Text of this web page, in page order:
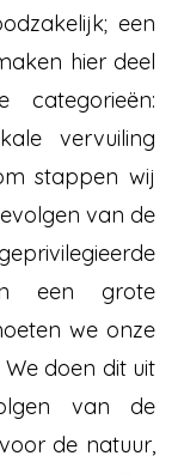
een
hier deel
vervuiling
stappen wij
van de
een grote
we onze
doen dit uit
van de
de natuur,